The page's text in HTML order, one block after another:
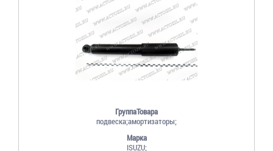
ГруппаТовара
подвеска;амортизаторы;
Марка
ISUZU;